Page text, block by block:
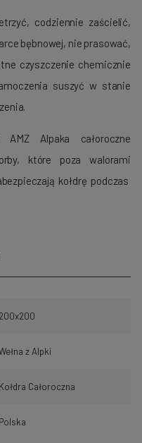
codziennie zaścielić,
bębnowej, nie prasować,
czyszczenie chemicznie
suszyć w stanie
Alpaka całoroczne
które poza walorami
kołdrę podczas
200x200
z Alpki
Kołdra Całoroczna
Polska